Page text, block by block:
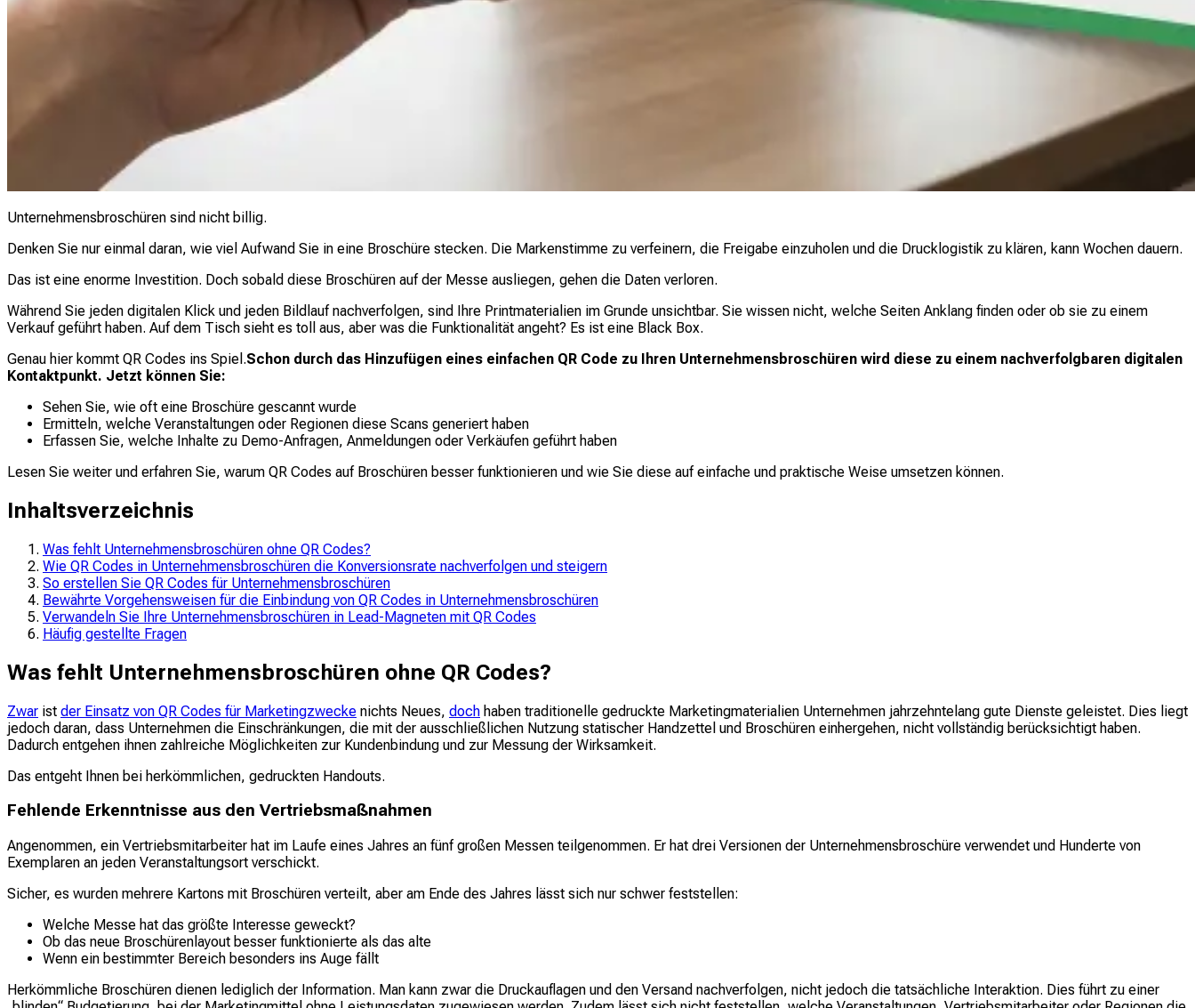
Unternehmensbroschüren sind nicht billig.
Denken Sie nur einmal daran, wie viel Aufwand Sie in eine Broschüre stecken. Die Markenstimme zu verfeinern, die Freigabe einzuholen und die Drucklogistik zu klären, kann Wochen dauern.
Das ist eine enorme Investition. Doch sobald diese Broschüren auf der Messe ausliegen, gehen die Daten verloren.
Während Sie jeden digitalen Klick und jeden Bildlauf nachverfolgen, sind Ihre Printmaterialien im Grunde unsichtbar. Sie wissen nicht, welche Seiten Anklang finden oder ob sie zu einem
Verkauf geführt haben. Auf dem Tisch sieht es toll aus, aber was die Funktionalität angeht? Es ist eine Black Box.
Genau hier kommt QR Codes ins Spiel.Schon durch das Hinzufügen eines einfachen QR Code zu Ihren Unternehmensbroschüren wird diese zu einem nachverfolgbaren digitalen
Kontaktpunkt. Jetzt können Sie:
Sehen Sie, wie oft eine Broschüre gescannt wurde
Ermitteln, welche Veranstaltungen oder Regionen diese Scans generiert haben
Erfassen Sie, welche Inhalte zu Demo-Anfragen, Anmeldungen oder Verkäufen geführt haben
Lesen Sie weiter und erfahren Sie, warum QR Codes auf Broschüren besser funktionieren und wie Sie diese auf einfache und praktische Weise umsetzen können.
Inhaltsverzeichnis
Was fehlt Unternehmensbroschüren ohne QR Codes?
Wie QR Codes in Unternehmensbroschüren die Konversionsrate nachverfolgen und steigern
So erstellen Sie QR Codes für Unternehmensbroschüren
Bewährte Vorgehensweisen für die Einbindung von QR Codes in Unternehmensbroschüren
Verwandeln Sie Ihre Unternehmensbroschüren in Lead-Magneten mit QR Codes
Häufig gestellte Fragen
Was fehlt Unternehmensbroschüren ohne QR Codes?
Zwar ist der Einsatz von QR Codes für Marketingzwecke nichts Neues, doch haben traditionelle gedruckte Marketingmaterialien Unternehmen jahrzehntelang gute Dienste geleistet. Dies liegt
jedoch daran, dass Unternehmen die Einschränkungen, die mit der ausschließlichen Nutzung statischer Handzettel und Broschüren einhergehen, nicht vollständig berücksichtigt haben.
Dadurch entgehen ihnen zahlreiche Möglichkeiten zur Kundenbindung und zur Messung der Wirksamkeit.
Das entgeht Ihnen bei herkömmlichen, gedruckten Handouts.
Fehlende Erkenntnisse aus den Vertriebsmaßnahmen
Angenommen, ein Vertriebsmitarbeiter hat im Laufe eines Jahres an fünf großen Messen teilgenommen. Er hat drei Versionen der Unternehmensbroschüre verwendet und Hunderte von
Exemplaren an jeden Veranstaltungsort verschickt.
Sicher, es wurden mehrere Kartons mit Broschüren verteilt, aber am Ende des Jahres lässt sich nur schwer feststellen:
Welche Messe hat das größte Interesse geweckt?
Ob das neue Broschürenlayout besser funktionierte als das alte
Wenn ein bestimmter Bereich besonders ins Auge fällt
Herkömmliche Broschüren dienen lediglich der Information. Man kann zwar die Druckauflagen und den Versand nachverfolgen, nicht jedoch die tatsächliche Interaktion. Dies führt zu einer